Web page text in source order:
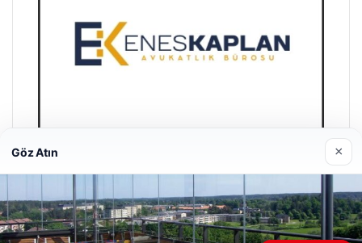
Enes Kaplan Avukatlık Bürosu
28/04/2026
Göz Atın ×